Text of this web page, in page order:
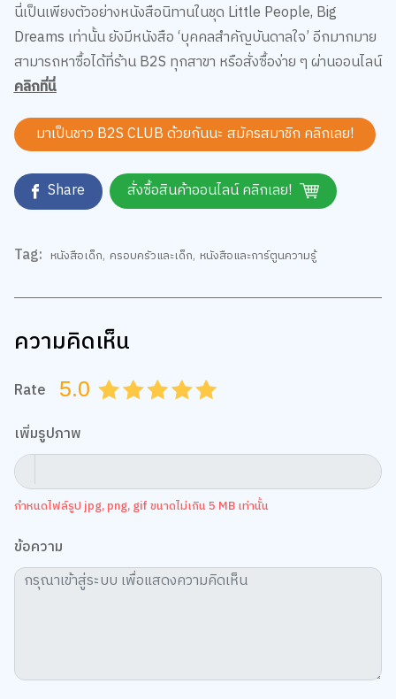
นี่เป็นเพียงตัวอย่างหนังสือนิทานในชุด Little People, Big
Dreams เท่านั้น ยังมีหนังสือ ‘บุคคลสำคัญบันดาลใจ’ อีกมากมาย
สามารถหาซื้อได้ที่ร้าน B2S ทุกสาขา หรือสั่งซื้อง่าย ๆ ผ่านออนไลน์
คลิกที่นี่
มาเป็นชาว B2S CLUB ด้วยกันนะ สมัครสมาชิก คลิกเลย!
Share สั่งซื้อสินค้าออนไลน์ คลิกเลย!
Tag: หนังสือเด็ก, ครอบครัวและเด็ก, หนังสือและการ์ตูนความรู้
ความคิดเห็น
Rate 5.0 4.5
4.0
3.5
3.0
2.5
2.0
1.5
1.0
0.5
เพิ่มรูปภาพ
กำหนดไฟล์รูป jpg, png, gif ขนาดไม่เกิน 5 MB เท่านั้น
ข้อความ